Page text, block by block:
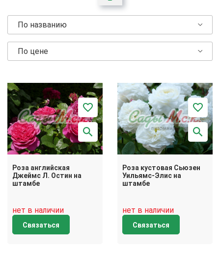
По названию
По цене
Роза английская
Джеймс Л. Остин на
штамбе
нет в наличии
Связаться
Роза кустовая Сьюзен
Уильямс-Элис на
штамбе
нет в наличии
Связаться